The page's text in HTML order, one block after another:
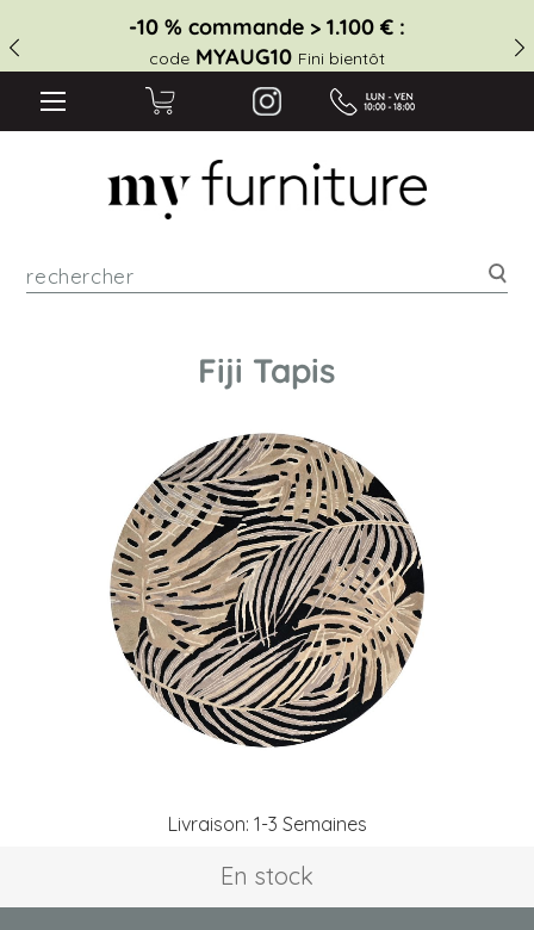
-10 % commande > 1.100 € :
code MYAUG10 Fini bientôt
Fiji Tapis
Livraison: 1-3 Semaines
En stock